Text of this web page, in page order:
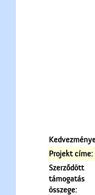
Projekt címe:
Szerződött
támogatás
összege: